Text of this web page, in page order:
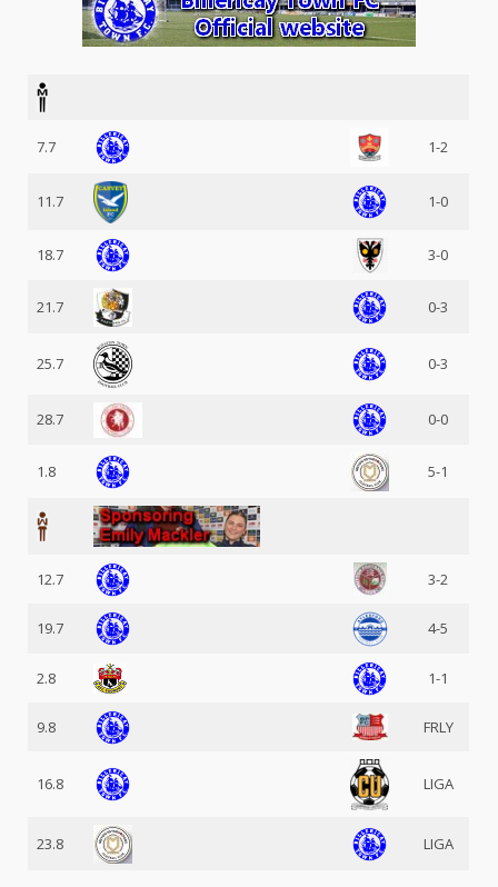
7.7 1-2
11.7 1-0
18.7 3-0
21.7 0-3
25.7 0-3
28.7 0-0
1.8 5-1
12.7 3-2
19.7 4-5
2.8 1-1
9.8 FRLY
16.8 LIGA
23.8 LIGA